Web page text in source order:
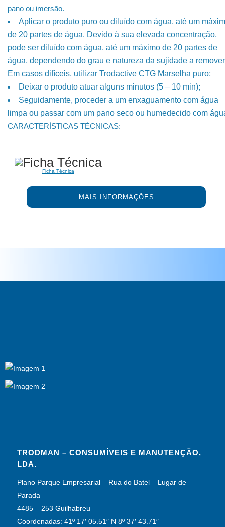
pano ou imersão.
Aplicar o produto puro ou diluído com água, até um
de 20 partes de água. Devido à sua elevada concentração,
pode ser diluído com água, até um máximo de 20 partes de
água, dependendo do grau e natureza da sujidade a
Em casos difíceis, utilizar Trodactive CTG Marselha puro;
Deixar o produto atuar alguns minutos (5 – 10 min);
Seguidamente, proceder a um enxaguamento com água
limpa ou passar com um pano seco ou humedecido com
CARACTERÍSTICAS TÉCNICAS:
Ficha Técnica
MAIS INFORMAÇÕES
TRODMAN – CONSUMÍVEIS E MANUTENÇÃO,
LDA.
Plano Parque Empresarial – Rua do Batel – Lugar de
Parada
4485 – 253 Guilhabreu
Coordenadas: 41º 17′ 05.51″ N 8º 37′ 43.71″